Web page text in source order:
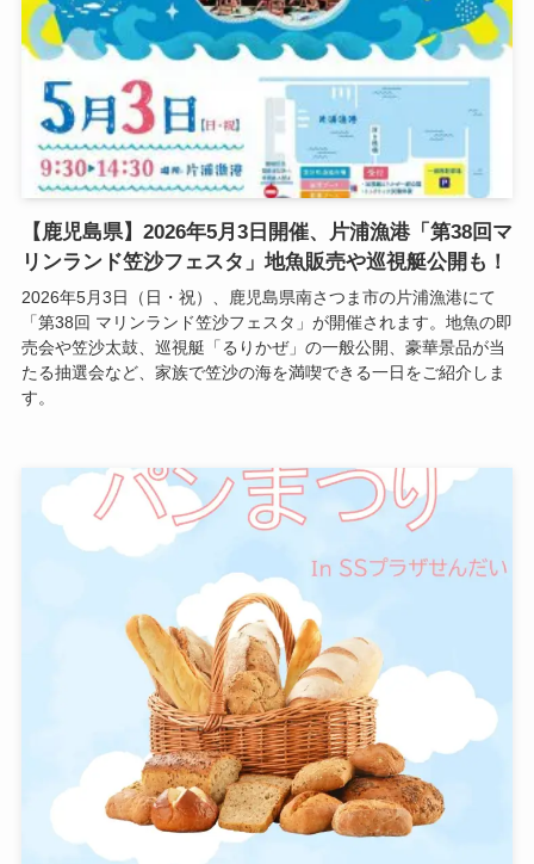
【鹿児島県】2026年5月3日開催、片浦漁港「第38回マ
リンランド笠沙フェスタ」地魚販売や巡視艇公開も！
2026年5月3日（日・祝）、鹿児島県南さつま市の片浦漁港にて
「第38回 マリンランド笠沙フェスタ」が開催されます。地魚の即
売会や笠沙太鼓、巡視艇「るりかぜ」の一般公開、豪華景品が当
たる抽選会など、家族で笠沙の海を満喫できる一日をご紹介しま
す。